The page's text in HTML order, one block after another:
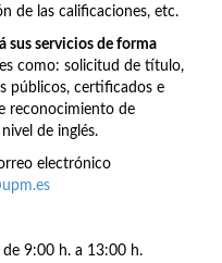
de las calificaciones, etc.
sus servicios de forma
como: solicitud de título,
públicos, certificados e
reconocimiento de
de inglés.
electrónico
de 9:00 h. a 13:00 h.